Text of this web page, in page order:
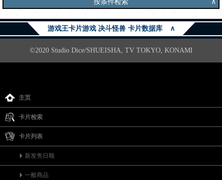
按条件检索 ∧
游戏王卡片游戏 决斗怪兽 卡片数据库 ∧
©2020 Studio Dice/SHUEISHA, TV TOKYO, KONAMI
主页
卡片检索
卡片列表
新发售日顺
一般商品